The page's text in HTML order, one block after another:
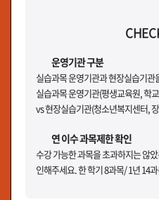
운영기관 구분
실습과목 운영기관과 현장실습기관
실습과목 운영기관(평생교육원, 학
vs 현장실습기관(청소년복지센터,
연 이수 과목제한 확인
수강 가능한 과목을 초과하지는 않
인해주세요. 한 학기 8과목/ 1년 14